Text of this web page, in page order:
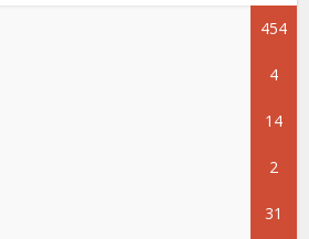
454
4
14
2
31